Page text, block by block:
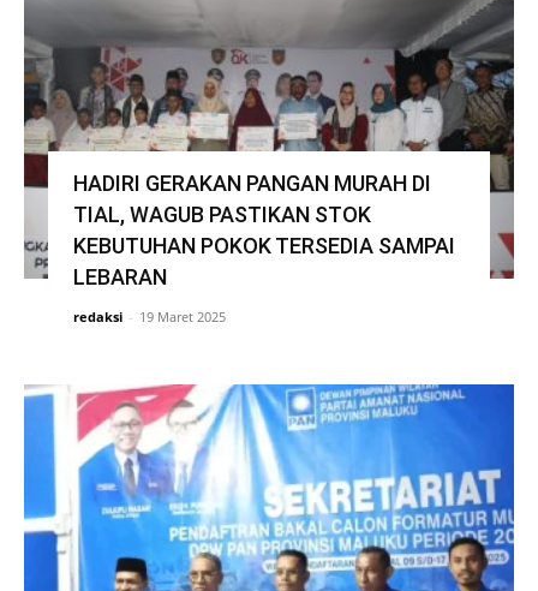
HADIRI GERAKAN PANGAN MURAH DI
TIAL, WAGUB PASTIKAN STOK
KEBUTUHAN POKOK TERSEDIA SAMPAI
LEBARAN
redaksi - 19 Maret 2025